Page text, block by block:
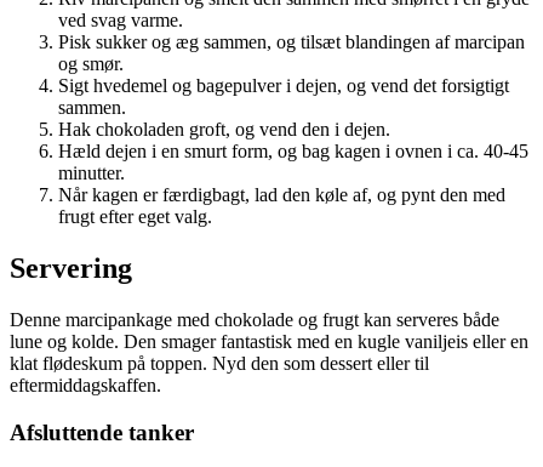
ved svag varme.
Pisk sukker og æg sammen, og tilsæt blandingen af marcipan
og smør.
Sigt hvedemel og bagepulver i dejen, og vend det forsigtigt
sammen.
Hak chokoladen groft, og vend den i dejen.
Hæld dejen i en smurt form, og bag kagen i ovnen i ca. 40-45
minutter.
Når kagen er færdigbagt, lad den køle af, og pynt den med
frugt efter eget valg.
Servering
Denne marcipankage med chokolade og frugt kan serveres både
lune og kolde. Den smager fantastisk med en kugle vaniljeis eller en
klat flødeskum på toppen. Nyd den som dessert eller til
eftermiddagskaffen.
Afsluttende tanker